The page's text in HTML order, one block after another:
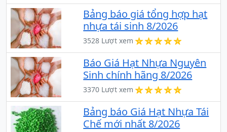
Bảng báo giá tổng hợp hạt
nhựa tái sinh 8/2026
3528 Lượt xem
Báo Giá Hạt Nhựa Nguyên
Sinh chính hãng 8/2026
3370 Lượt xem
Bảng báo Giá Hạt Nhựa Tái
Chế mới nhất 8/2026